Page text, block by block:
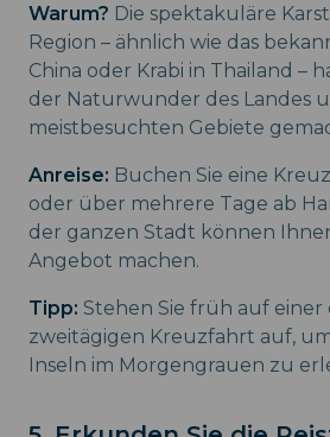
Warum? Die spektakuläre
Region – ähnlich wie das
China oder Krabi in Thailand –
der Naturwunder des Landes
meistbesuchten Gebiete
Anreise: Buchen Sie eine
oder über mehrere Tage ab
der ganzen Stadt können
Angebot machen.
Tipp: Stehen Sie früh auf einer
zweitägigen Kreuzfahrt auf,
Inseln im Morgengrauen zu